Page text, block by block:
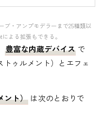
ブ・アンプモデラーまで25種類以
よる拡張もできる。
豊富な内蔵デバイス で
ゥルメント）とエフェ
ント） は次のとおりで